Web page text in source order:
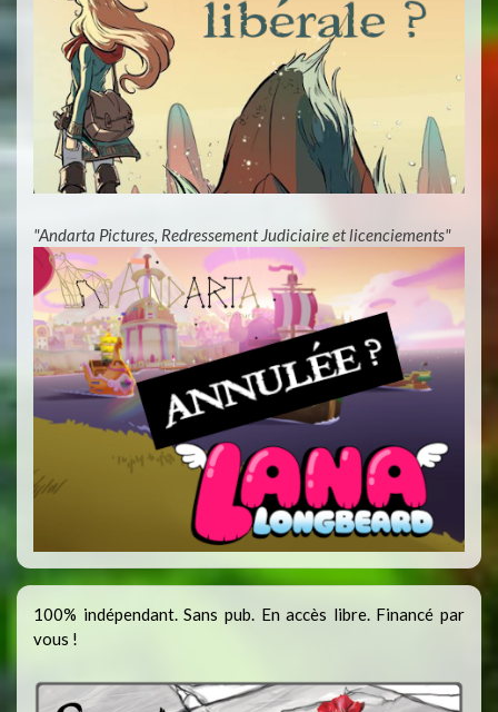
"Andarta Pictures, Redressement Judiciaire et licenciements"
100% indépendant. Sans pub. En accès libre. Financé par
vous !